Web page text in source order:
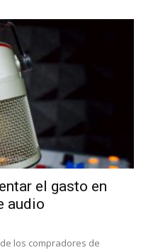
el gasto en
audio
los compradores de